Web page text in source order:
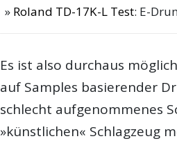
Roland TD-17K-L Test: E-
Es ist also durchaus
auf Samples basierender
schlecht aufgenommenes
»künstlichen« Schlagzeug